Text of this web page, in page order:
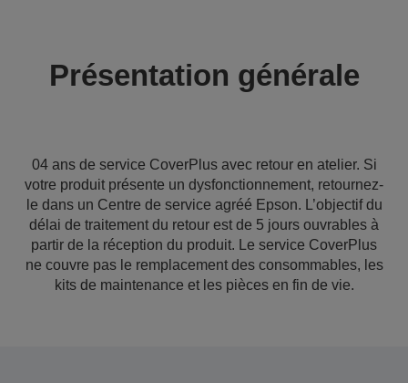
Présentation générale
04 ans de service CoverPlus avec retour en atelier. Si
votre produit présente un dysfonctionnement, retournez-
le dans un Centre de service agréé Epson. L’objectif du
délai de traitement du retour est de 5 jours ouvrables à
partir de la réception du produit. Le service CoverPlus
ne couvre pas le remplacement des consommables, les
kits de maintenance et les pièces en fin de vie.